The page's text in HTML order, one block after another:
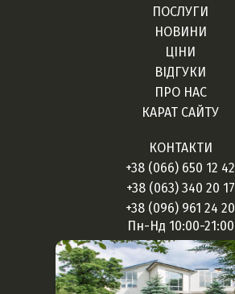
ПОСЛУГИ
НОВИНИ
ЦІНИ
ВІДГУКИ
ПРО НАС
КАРАТ САЙТУ
КОНТАКТИ
+38 (066) 650 12 42
+38 (063) 340 20 17
+38 (096) 961 24 20
Пн-Нд 10:00-21:00